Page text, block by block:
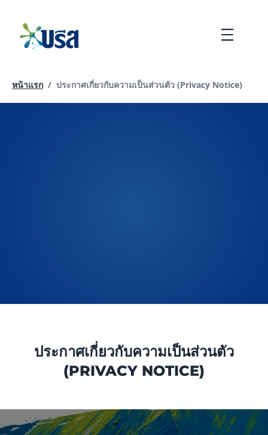
เนื้อหา
หน้าแรก / หน้าปัจจุบัน:
ประกาศเกี่ยวกับความเป็นส่วนตัว (Privacy Notice)
ประกาศเกี่ยวกับความเป็นส่วนตัว
(PRIVACY NOTICE)